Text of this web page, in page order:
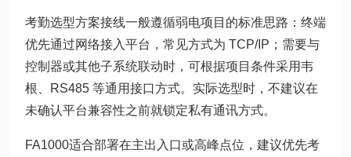
考勤选型方案接线一般遵循弱电项目的标准思路：终端
优先通过网络接入平台，常见方式为 TCP/IP；需要与
控制器或其他子系统联动时，可根据项目条件采用韦
根、RS485 等通用接口方式。实际选型时，不建议在
未确认平台兼容性之前就锁定私有通讯方式。
FA1000适合部署在主出入口或高峰点位，建议优先考